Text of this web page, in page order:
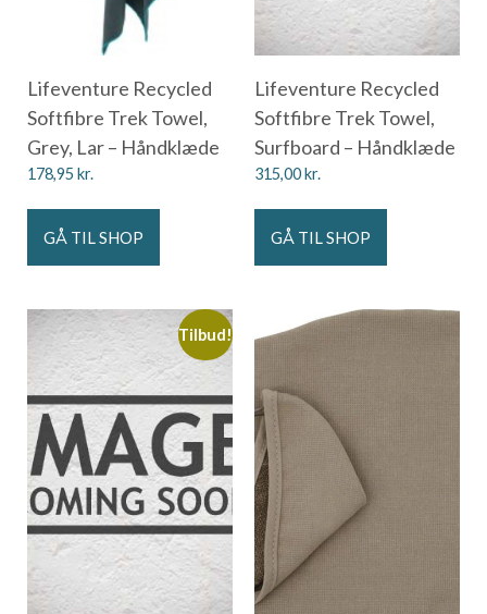
Lifeventure Recycled
Softfibre Trek Towel,
Grey, Lar – Håndklæde
178,95 kr.
GÅ TIL SHOP
Lifeventure Recycled
Softfibre Trek Towel,
Surfboard – Håndklæde
315,00kr.
GÅ TIL SHOP
Tilbud!